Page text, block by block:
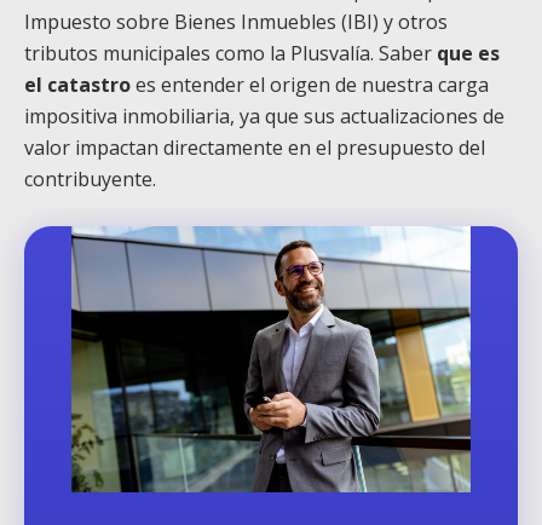
Impuesto sobre Bienes Inmuebles (IBI) y otros
tributos municipales como la Plusvalía. Saber que es
el catastroes entender el origen de nuestra carga
impositiva inmobiliaria, ya que sus actualizaciones de
valor impactan directamente en el presupuesto del
contribuyente.